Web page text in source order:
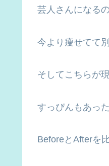
芸人さんになる
今より瘦せてて
そしてこちらが
すっぴんもあっ
BeforeとAfterを